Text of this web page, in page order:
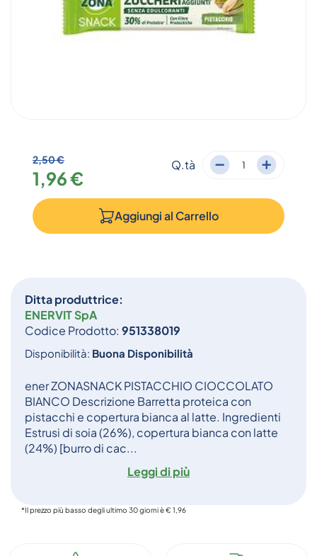
Ditta produttrice:
ENERVIT SpA
Codice Prodotto: 951338019
Disponibilità: Buona Disponibilità
ener ZONASNACK PISTACCHIO CIOCCOLATO
BIANCO Descrizione Barretta proteica con
pistacchi e copertura bianca al latte. Ingredienti
Estrusi di soia (26%), copertura bianca con latte
(24%) [burro di cac...
Leggi di più
2,50 €
1,96 €
Q.tà
Aggiungi al Carrello
*Il prezzo più basso degli ultimo 30 giorni è € 1,96